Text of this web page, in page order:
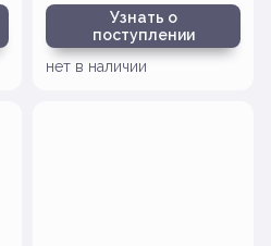
Узнать о
поступлении
нет в наличии